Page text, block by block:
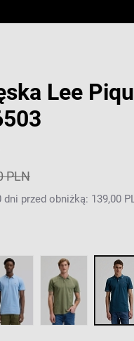
Lee
PLN
przed obniżką: 139,00